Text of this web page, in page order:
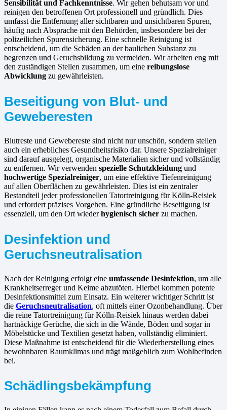
Sensibilität und Fachkenntnisse. Wir gehen behutsam vor und
reinigen den betroffenen Ort professionell und gründlich. Dies
umfasst die Entfernung aller sichtbaren und unsichtbaren Spuren,
häufig nach Absprache mit den Behörden, insbesondere bei der
polizeilichen Spurensicherung. Eine schnelle Reinigung ist
entscheidend, um die Schäden an der baulichen Substanz zu
begrenzen und Geruchsbildung zu vermeiden. Wir arbeiten eng mit
den zuständigen Stellen zusammen, um eine reibungslose
Abwicklung zu gewährleisten.
Beseitigung von Blut- und
Geweberesten
Blutreste und Gewebereste sind nicht nur unschön, sondern stellen
auch ein erhebliches Gesundheitsrisiko dar. Unsere Spezialreiniger
sind darauf ausgelegt, organische Materialien sicher und vollständig
zu entfernen. Wir verwenden spezielle Schutzkleidung und
hochwertige Spezialreiniger, um eine effektive Tiefenreinigung
auf allen Oberflächen zu gewährleisten. Dies ist ein zentraler
Bestandteil jeder professionellen Tatortreinigung für Kölln-Reisiek
und erfordert präzises Vorgehen. Eine gründliche Beseitigung ist
essenziell, um den Ort wiederhygienisch sicher zu machen.
Desinfektion und
Geruchsneutralisation
Nach der Reinigung erfolgt eine umfassende Desinfektion, um alle
Krankheitserreger und Keime abzutöten. Hierbei kommen potente
Desinfektionsmittel zum Einsatz. Ein weiterer wichtiger Schritt ist
die Geruchsneutralisation, oft mittels einer Ozonbehandlung. Über
die reine Tatortreinigung für Kölln-Reisiek hinaus werden dabei
hartnäckige Gerüche, die sich in die Wände, Böden und sogar in
Möbelstücke und Textilien gesetzt haben, vollständig eliminiert.
Diese Maßnahme ist entscheidend für die Wiederherstellung eines
bewohnbaren Raumklimas und trägt maßgeblich zum Wohlbefinden
bei.
Schädlingsbekämpfung